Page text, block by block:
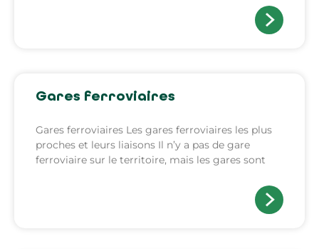
Gares ferroviaires
Gares ferroviaires Les gares ferroviaires les plus
proches et leurs liaisons Il n’y a pas de gare
ferroviaire sur le territoire, mais les gares sont